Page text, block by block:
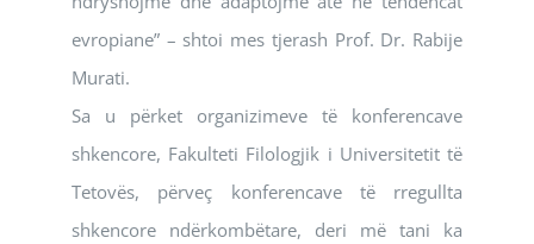
evropiane” – shtoi mes tjerash Prof. Dr. Rabije
Murati.
Sa u përket organizimeve të konferencave
shkencore, Fakulteti Filologjik i Universitetit të
Tetovës, përveç konferencave të rregullta
shkencore ndërkombëtare, deri më tani ka